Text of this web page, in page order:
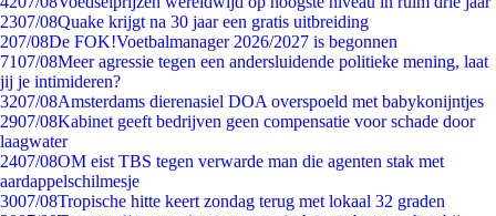
2307/08Quake krijgt na 30 jaar een gratis uitbreiding
207/08De FOK!Voetbalmanager 2026/2027 is begonnen
7107/08Meer agressie tegen een andersluidende politieke mening, laat
jij je intimideren?
3207/08Amsterdams dierenasiel DOA overspoeld met babykonijntjes
2907/08Kabinet geeft bedrijven geen compensatie voor schade door
laagwater
2407/08OM eist TBS tegen verwarde man die agenten stak met
aardappelschilmesje
3007/08Tropische hitte keert zondag terug met lokaal 32 graden